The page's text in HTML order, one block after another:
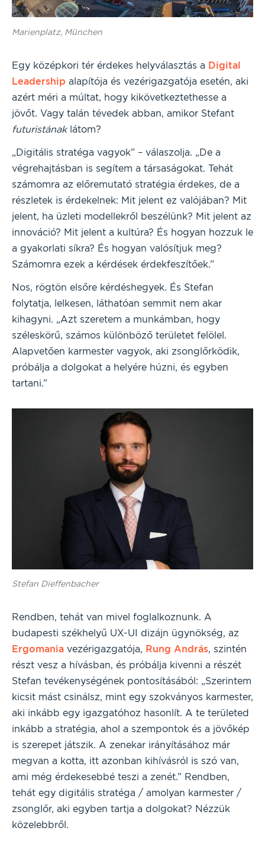
Marienplatz, München
Egy középkori tér érdekes helyválasztás a Digital
Leadership alapítója és vezérigazgatója esetén, aki
azért méri a múltat, hogy kikövetkeztethesse a
jövőt. Vagy talán tévedek abban, amikor Stefant
futuristánaklátom?
„Digitális stratéga vagyok” – válaszolja. „De a
végrehajtásban is segítem a társaságokat. Tehát
számomra az előremutató stratégia érdekes, de a
részletek is érdekelnek: Mit jelent ez valójában? Mit
jelent, ha üzleti modellekről beszélünk? Mit jelent az
innováció? Mit jelent a kultúra? És hogyan hozzuk le
a gyakorlati síkra? És hogyan valósítjuk meg?
Számomra ezek a kérdések érdekfeszítőek.”
Nos, rögtön elsőre kérdéshegyek. És Stefan
folytatja, lelkesen, láthatóan semmit nem akar
kihagyni. „Azt szeretem a munkámban, hogy
széleskörű, számos különböző területet felölel.
Alapvetően karmester vagyok, aki zsonglőrködik,
próbálja a dolgokat a helyére húzni, és egyben
tartani.”
Stefan Dieffenbacher
Rendben, tehát van mivel foglalkoznunk. A
budapesti székhelyű UX-UI dizájn ügynökség, az
Ergomania vezérigazgatója, Rung András, szintén
részt vesz a hívásban, és próbálja kivenni a részét
Stefan tevékenységének pontosításából: „Szerintem
kicsit mást csinálsz, mint egy szokványos karmester,
aki inkább egy igazgatóhoz hasonlít. A te területed
inkább a stratégia, ahol a szempontok és a jövőkép
is szerepet játszik. A zenekar irányításához már
megvan a kotta, itt azonban kihívásról is szó van,
ami még érdekesebbé teszi a zenét.” Rendben,
tehát egy digitális stratéga / amolyan karmester /
zsonglőr, aki egyben tartja a dolgokat? Nézzük
közelebbről.